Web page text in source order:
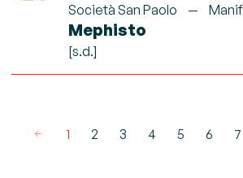
Società San Paolo
Mephisto
[s.d.]
1 2 3 4 5 6 7